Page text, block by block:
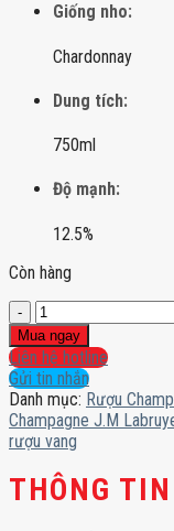
Giống nho:
Chardonnay
Dung tích:
750ml
Độ mạnh:
12.5%
Còn hàng
Champagne
J.M
Labruyere
Page
Blanche
Grand
Cru
số
lượng
Mua ngay
Liên hệ hotline
Gửi tin nhắn
Danh mục: Rượu
Champagne J.M
rượu vang
THÔNG